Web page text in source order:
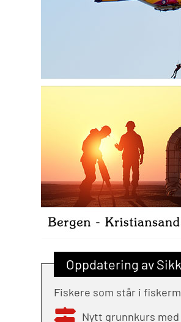
Oppdatering av
Fiskere som står i
Nytt grunnkurs